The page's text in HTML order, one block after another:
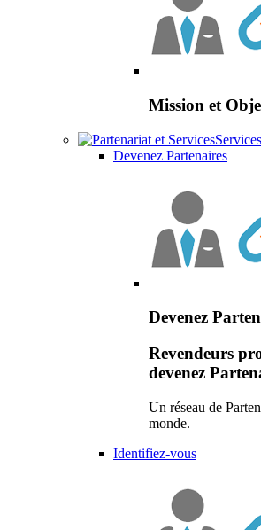
Mission et
Services
Devenez Partenaires
Devenez
Revendeurs
devenez
Un réseau de
monde.
Identifiez-vous